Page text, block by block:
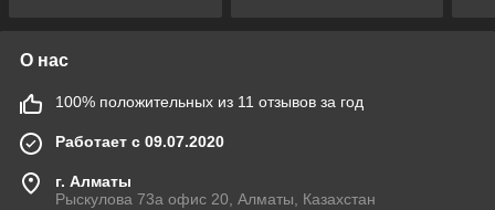
О нас
100% положительных из 11 отзывов за год
Работает с 09.07.2020
г. Алматы
Рыскулова 73а офис 20, Алматы, Казахстан